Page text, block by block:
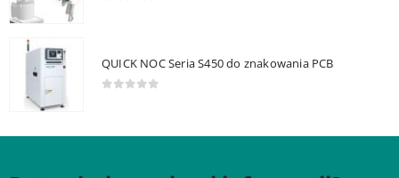
QUICK NOC Seria S450 do znakowania PCB